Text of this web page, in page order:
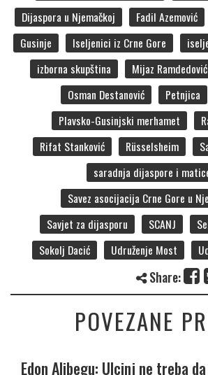
Dijaspora u Njemačkoj
Fadil Azemović
Gusinje
Iseljenici iz Crne Gore
izborna skupština
Mijaz Ramdedović
Osman Destanović
Petnjica
Plavsko-Gusinjski merhamet
Rifat Stanković
Rüsselsheim
saradnja dijaspore i
Savez asocijacija Crne Gore u
Savjet za dijasporu
SCANJ
Sokolj Dacić
Udruženje Most
Share:
POVEZANE
Edon Alibegu: Ulcinj ne treba